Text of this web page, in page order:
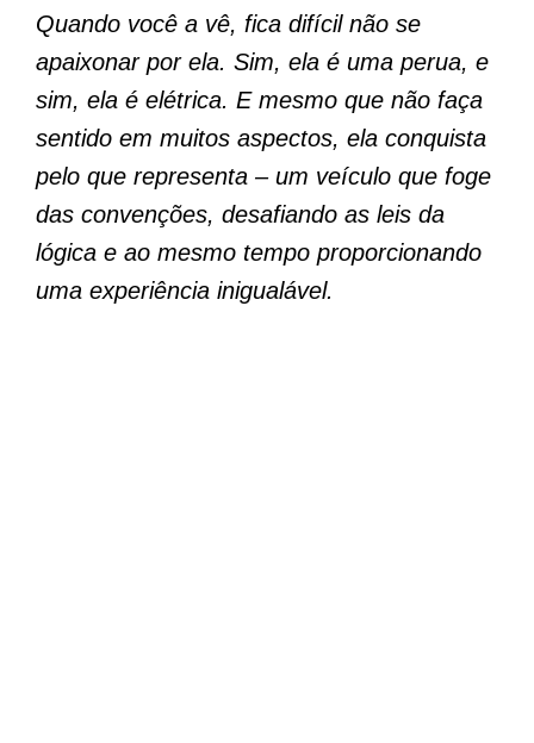
Quando você a vê, fica difícil não se
apaixonar por ela. Sim, ela é uma perua, e
sim, ela é elétrica. E mesmo que não faça
sentido em muitos aspectos, ela conquista
pelo que representa – um veículo que foge
das convenções, desafiando as leis da
lógica e ao mesmo tempo proporcionando
uma experiência inigualável.